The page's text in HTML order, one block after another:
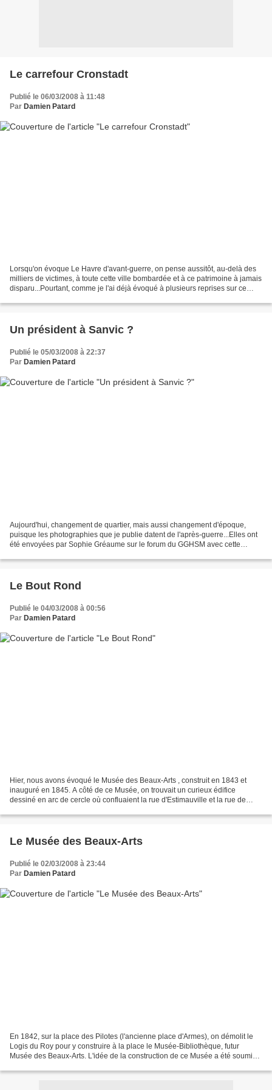
Le carrefour Cronstadt
Publié le 06/03/2008 à 11:48
Par Damien Patard
Lorsqu'on évoque Le Havre d'avant-guerre, on pense aussitôt, au-delà des
milliers de victimes, à toute cette ville bombardée et à ce patrimoine à jamais
disparu...Pourtant, comme je l'ai déjà évoqué à plusieurs reprises sur ce
Un président à Sanvic ?
Publié le 05/03/2008 à 22:37
Par Damien Patard
Aujourd'hui, changement de quartier, mais aussi changement d'époque,
puisque les photographies que je publie datent de l'après-guerre...Elles ont
été envoyées par Sophie Gréaume sur le forum du GGHSM avec cette
Le Bout Rond
Publié le 04/03/2008 à 00:56
Par Damien Patard
Hier, nous avons évoqué le Musée des Beaux-Arts , construit en 1843 et
inauguré en 1845. A côté de ce Musée, on trouvait un curieux édifice
dessiné en arc de cercle où confluaient la rue d'Estimauville et la rue de
Le Musée des Beaux-Arts
Publié le 02/03/2008 à 23:44
Par Damien Patard
En 1842, sur la place des Pilotes (l'ancienne place d'Armes), on démolit le
Logis du Roy pour y construire à la place le Musée-Bibliothèque, futur
Musée des Beaux-Arts. L'idée de la construction de ce Musée a été soumise